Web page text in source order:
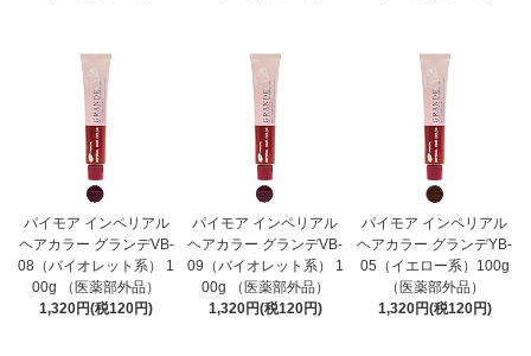
パイモア インペリアル
ヘアカラー グランデVB-
08（バイオレット系） 1
00g （医薬部外品）
1,320円(税120円)
パイモア インペリアル
ヘアカラー グランデVB-
09（バイオレット系） 1
00g （医薬部外品）
1,320円(税120円)
パイモア インペリアル
ヘアカラー グランデYB-
05（イエロー系）100g
（医薬部外品）
1,320円(税120円)